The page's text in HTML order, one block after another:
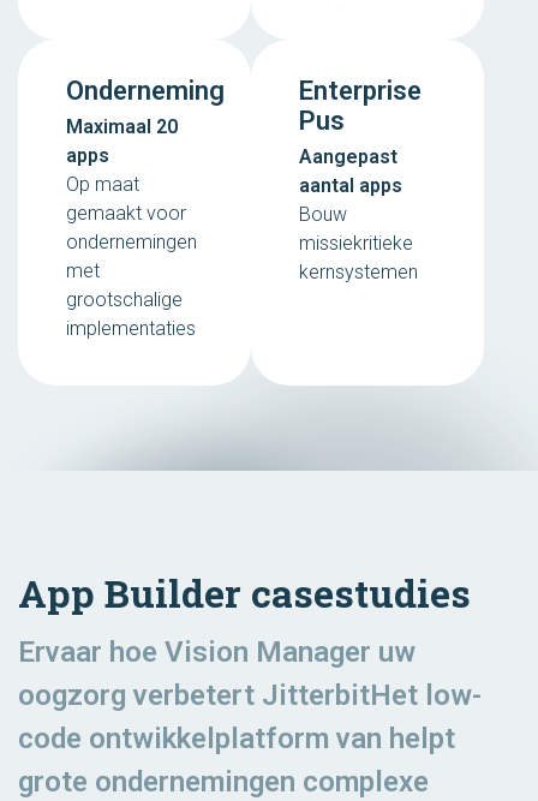
Onderneming
Maximaal 20
apps
Op maat
gemaakt voor
ondernemingen
met
grootschalige
implementaties
Enterprise
Pus
Aangepast
aantal apps
Bouw
missiekritieke
kernsystemen
App Builder casestudies
Ervaar hoe Vision Manager uw
oogzorg verbetert JitterbitHet low-
code ontwikkelplatform van helpt
grote ondernemingen complexe